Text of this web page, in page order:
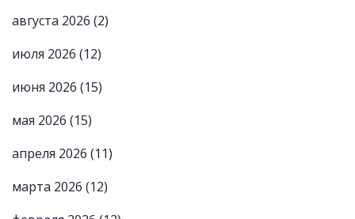
августа 2026 (2)
июля 2026 (12)
июня 2026 (15)
мая 2026 (15)
апреля 2026 (11)
марта 2026 (12)